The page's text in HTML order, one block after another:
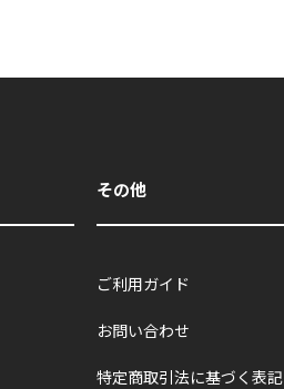
その他
ご利用ガイド
お問い合わせ
特定商取引法に基づく表記